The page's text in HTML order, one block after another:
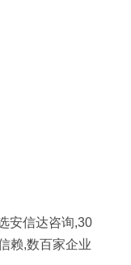
安信达咨询,30
赖,数百家企业